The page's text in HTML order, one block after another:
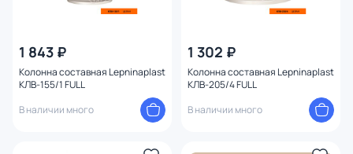
1 843 ₽
Колонна составная Lepninaplast
КЛВ-155/1 FULL
В наличии много
1 302 ₽
Колонна составная Lepninaplast
КЛВ-205/4 FULL
В наличии много
Бренд
Страна